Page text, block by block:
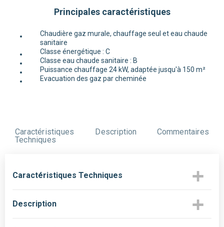
Principales caractéristiques
Chaudière gaz murale, chauffage seul et eau chaude
sanitaire
Classe énergétique : C
Classe eau chaude sanitaire : B
Puissance chauffage 24 kW, adaptée jusqu'à 150 m²
Evacuation des gaz par cheminée
Caractéristiques
Techniques
Description Commentaires
Caractéristiques Techniques
Description